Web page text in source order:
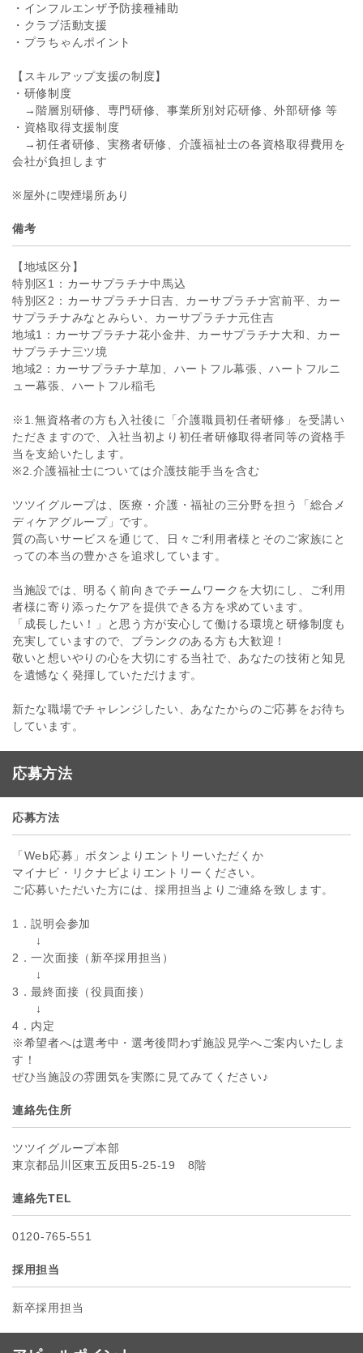
・インフルエンザ予防接種補助
・クラブ活動支援
・プラちゃんポイント
【スキルアップ支援の制度】
・研修制度
→階層別研修、専門研修、事業所別対応研修、外部研修 等
・資格取得支援制度
→初任者研修、実務者研修、介護福祉士の各資格取得費用を
会社が負担します
※屋外に喫煙場所あり
備考
【地域区分】
特別区1：カーサプラチナ中馬込
特別区2：カーサプラチナ日吉、カーサプラチナ宮前平、カー
サプラチナみなとみらい、カーサプラチナ元住吉
地域1：カーサプラチナ花小金井、カーサプラチナ大和、カー
サプラチナ三ツ境
地域2：カーサプラチナ草加、ハートフル幕張、ハートフルニ
ュー幕張、ハートフル稲毛
※1.無資格者の方も入社後に「介護職員初任者研修」を受講い
ただきますので、入社当初より初任者研修取得者同等の資格手
当を支給いたします。
※2.介護福祉士については介護技能手当を含む
ツツイグループは、医療・介護・福祉の三分野を担う「総合メ
ディケアグループ」です。
質の高いサービスを通じて、日々ご利用者様とそのご家族にと
っての本当の豊かさを追求しています。
当施設では、明るく前向きでチームワークを大切にし、ご利用
者様に寄り添ったケアを提供できる方を求めています。
「成長したい！」と思う方が安心して働ける環境と研修制度も
充実していますので、ブランクのある方も大歓迎！
敬いと想いやりの心を大切にする当社で、あなたの技術と知見
を遺憾なく発揮していただけます。
新たな職場でチャレンジしたい、あなたからのご応募をお待ち
しています。
応募方法
応募方法
「Web応募」ボタンよりエントリーいただくか
マイナビ・リクナビよりエントリーください。
ご応募いただいた方には、採用担当よりご連絡を致します。
1．説明会参加
↓
2．一次面接（新卒採用担当）
↓
3．最終面接（役員面接）
↓
4．内定
※希望者へは選考中・選考後問わず施設見学へご案内いたしま
す！
ぜひ当施設の雰囲気を実際に見てみてください♪
連絡先住所
ツツイグループ本部
東京都品川区東五反田5-25-19 8階
連絡先TEL
0120-765-551
採用担当
新卒採用担当